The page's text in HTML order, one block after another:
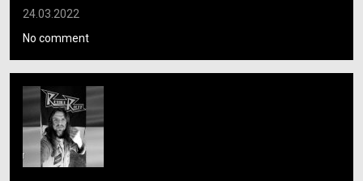
24.03.2022
No comment